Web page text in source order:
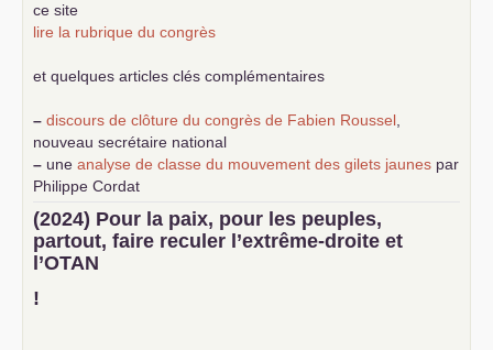
ce site
lire la rubrique du congrès
et quelques articles clés complémentaires
– discours de clôture du congrès de Fabien Roussel
nouveau secrétaire national
– une analyse de classe du mouvement des gilets jaunes par
Philippe Cordat
–
un texte de Jean-Claude Delaunay
le marxisme est la
science sociale de notre temps
–un appel proposé aux partis communistes et ouvrier
d’Europe
–
(2024) Pour la paix, pour les peuples,
partout, faire reculer l’extrême-droite et
l’OTAN
!